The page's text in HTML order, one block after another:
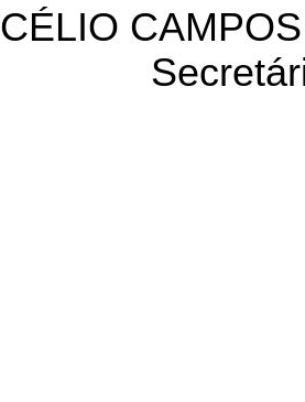
CÉLIO